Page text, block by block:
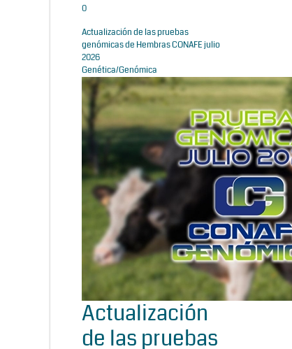
0
Actualización de las pruebas
genómicas de Hembras CONAFE julio
2026
Genética/Genómica
Actualización
de las pruebas